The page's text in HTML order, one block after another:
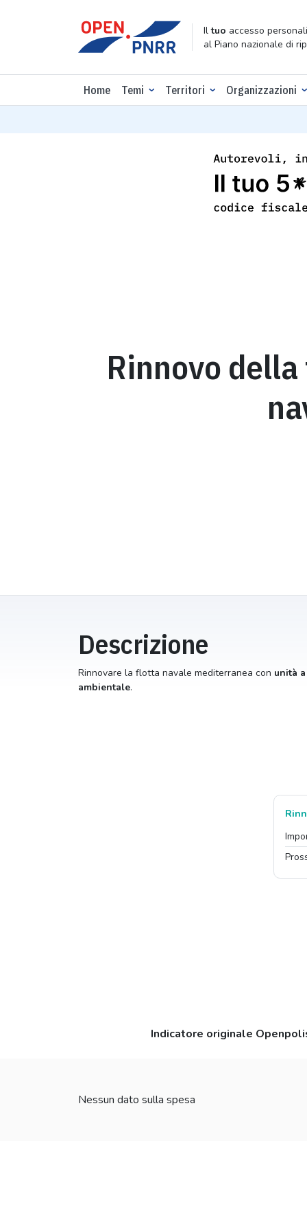
Iltuo accesso
al Piano nazionale di
Home Temi Territori Organizzazioni
Rinnovo
Descrizione
Rinnovare la flotta navale mediterranea con unità
ambientale.
Indicatore originale
Nessun dato sulla spesa